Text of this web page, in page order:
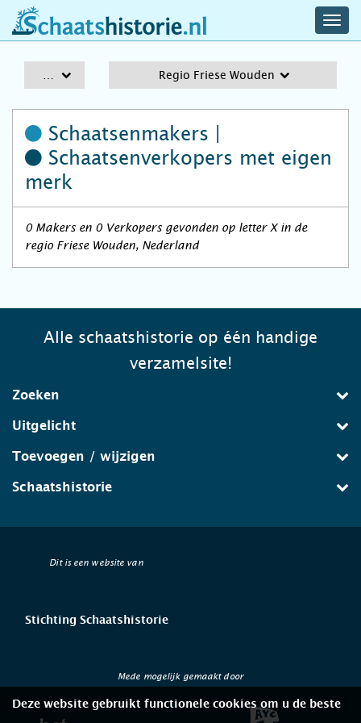
schaatshistorie.nl
Regio Friese Wouden
Schaatsenmakers |
Schaatsenverkopers met eigen
merk
0 Makers en 0 Verkopers gevonden op letter X in de
regio Friese Wouden, Nederland
Alle schaatshistorie op één handige
verzamelsite!
Zoeken
Uitgelicht
Toevoegen / wijzigen
Schaatshistorie
Dit is een website van
Stichting Schaatshistorie
Mede mogelijk gemaakt door
Deze website gebruikt functionele cookies om u de beste